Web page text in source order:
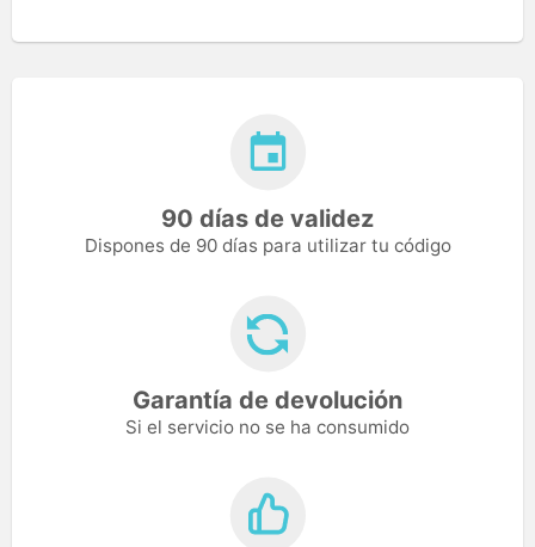
90 días de validez
Dispones de 90 días para utilizar tu código
Garantía de devolución
Si el servicio no se ha consumido